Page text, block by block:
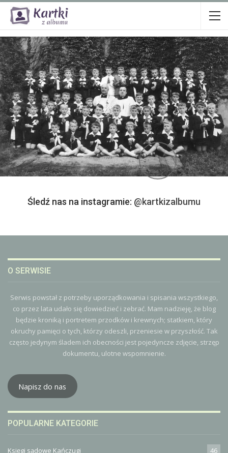
Śledź nas na instagramie: @kartkizalbumu
O SERWISIE
Serwis powstał z potrzeby uporządkowania i spisania wszystkiego,
co przez lata udało się dowiedzieć i zebrać. Mam nadzieję, że blog
będzie kroniką i portretem przodków i krewnych; statkiem, który
okruchy pamięci o tych, którzy odeszli, przeniesie w przyszłość. Tak
często jedynym śladem ich obecności jest pojedyncze zdjęcie, strzęp
dokumentu, ulotne wspomnienie.
Napisz do nas
POPULARNE KATEGORIE
Księgi sądowe Kańczugi 46